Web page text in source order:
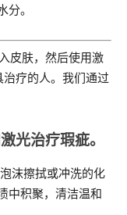
。
皮肤，然后使用激
疗的人。我们通过
光治疗瑕疵。
沫擦拭或冲洗的化
中积聚，清洁温和